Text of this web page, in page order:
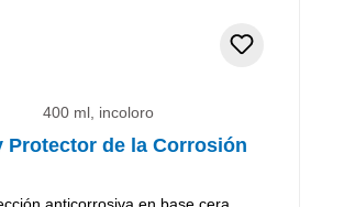
400 ml, incoloro
Protector de la Corrosión